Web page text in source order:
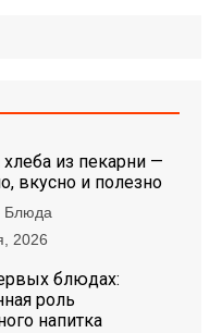
из пекарни —
вкусно и полезно
Блюда
2026
блюдах:
роль
напитка